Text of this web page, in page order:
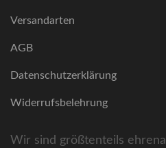
Versandarten
AGB
Datenschutzerklärung
Widerrufsbelehrung
Wir sind größtenteils